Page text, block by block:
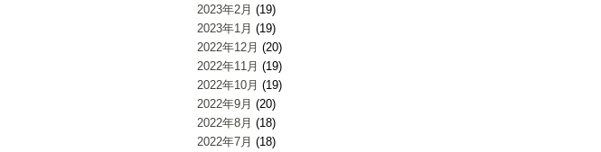
2023年2月 (19)
2023年1月 (19)
2022年12月 (20)
2022年11月 (19)
2022年10月 (19)
2022年9月 (20)
2022年8月 (18)
2022年7月 (18)